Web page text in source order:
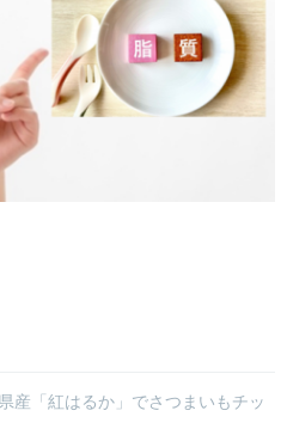
産「紅はるか」でさつまいもチッ